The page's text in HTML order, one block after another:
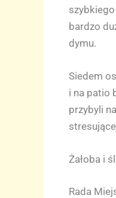
bardzo
dymu.
Siedem
i na patio
przybyli
Żałoba i
Rada